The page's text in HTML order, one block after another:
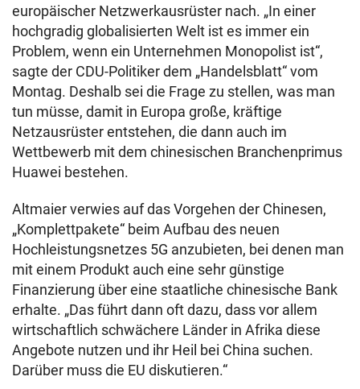
europäischer Netzwerkausrüster nach. „In einer
hochgradig globalisierten Welt ist es immer ein
Problem, wenn ein Unternehmen Monopolist ist“,
sagte der CDU-Politiker dem „Handelsblatt“ vom
Montag. Deshalb sei die Frage zu stellen, was man
tun müsse, damit in Europa große, kräftige
Netzausrüster entstehen, die dann auch im
Wettbewerb mit dem chinesischen Branchenprimus
Huawei bestehen.
Altmaier verwies auf das Vorgehen der Chinesen,
„Komplettpakete“ beim Aufbau des neuen
Hochleistungsnetzes 5G anzubieten, bei denen man
mit einem Produkt auch eine sehr günstige
Finanzierung über eine staatliche chinesische Bank
erhalte. „Das führt dann oft dazu, dass vor allem
wirtschaftlich schwächere Länder in Afrika diese
Angebote nutzen und ihr Heil bei China suchen.
Darüber muss die EU diskutieren.“